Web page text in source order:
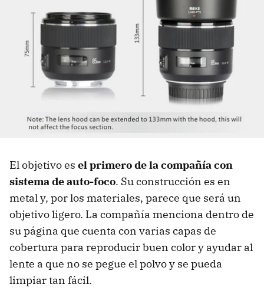
El objetivo es el primero de la compañía con
sistema de auto-foco. Su construcción es en
metal y, por los materiales, parece que será un
objetivo ligero. La compañía menciona dentro de
su página que cuenta con varias capas de
cobertura para reproducir buen color y ayudar al
lente a que no se pegue el polvo y se pueda
limpiar tan fácil.